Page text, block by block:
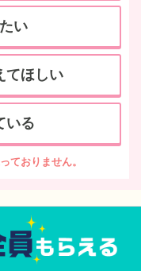
い
てほしい
いる
ておりません。